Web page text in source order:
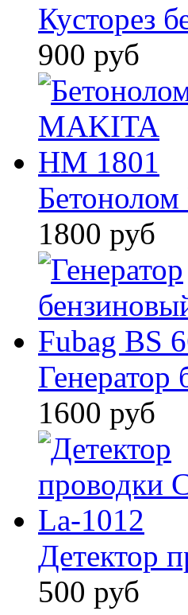
Кусторез
900 руб
1800 руб
Генератор
1600 руб
Детектор
500 руб